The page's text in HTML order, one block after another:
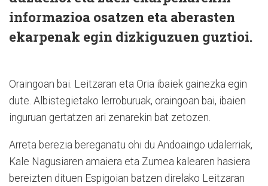
informazioa osatzen eta aberasten
ekarpenak egin dizkiguzuen guztioi.
Oraingoan bai. Leitzaran eta Oria ibaiek gainezka egin
dute. Albistegietako lerroburuak, oraingoan bai, ibaien
inguruan gertatzen ari zenarekin bat zetozen.
Arreta berezia bereganatu ohi du Andoaingo udalerriak,
Kale Nagusiaren amaiera eta Zumea kalearen hasiera
bereizten dituen Espigoian batzen direlako Leitzaran